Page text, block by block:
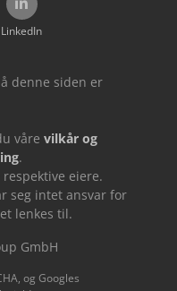
LinkedIn
denne siden er
våre vilkår og
.
eiere.
seg intet ansvar for
lenkes til.
GmbH
og Googles